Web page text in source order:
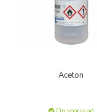
Aceton